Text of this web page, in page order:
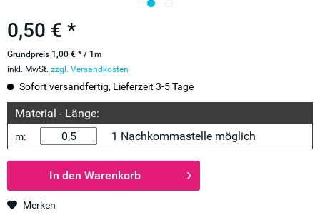
0,50 € *
Grundpreis 1,00 € * / 1m
inkl. MwSt. zzgl. Versandkosten
Sofort versandfertig, Lieferzeit 3-5 Tage
Material - Länge:
m: 1 Nachkommastelle möglich
In den Warenkorb
Merken